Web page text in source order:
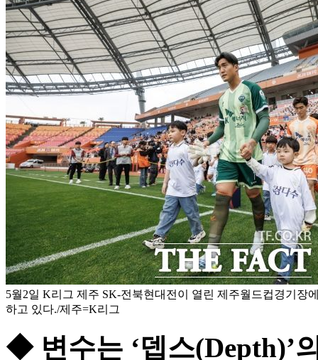
5월2일 K리그 제주 SK-전북현대전이 열린 제주월드컵경기장
하고 있다./제주=K리그
◆ 변수는 ‘뎁스(Depth)’